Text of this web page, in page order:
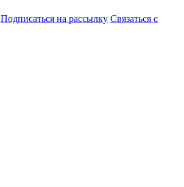
Подписаться на рассылку Связаться с